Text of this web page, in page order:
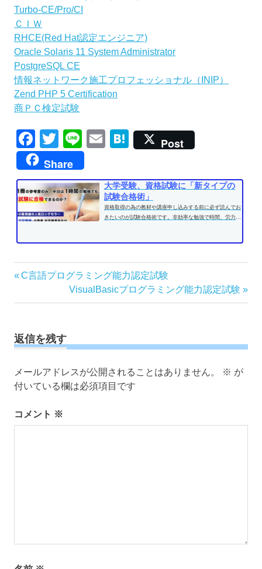
Turbo-CE/Pro/CI
ＣＩＷ
RHCE(Red Hat認定エンジニア)
Oracle Solaris 11 System Administrator
PostgreSQL CE
情報ネットワーク施工プロフェッショナル（INIP）
Zend PHP 5 Certification
商ＰＣ検定試験
Facebook
TwitterLineEmailHatena
Post
Share
大学受験、資格試験に「新タイプの
試験合格術」
資格取得の為の教材や講座申し込みする前に必ず読んでお
きたいのが試験合格術です。非効率な勉強で時間、労力を
投
ナ
ゲ
シ
ョ
前
記
C言語プログラミング能力認定試験
次
の
VisualBasicプログラミング能力認定試験
返信を残す
メールアドレスが公開されることはありません。 ※ が
付いている欄は必須項目です
コメント ※